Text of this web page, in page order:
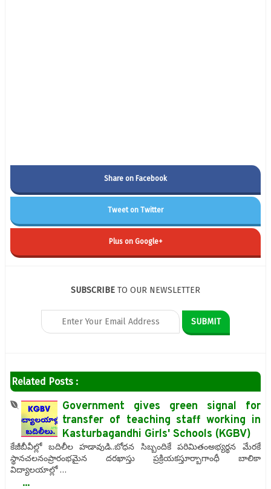
Share on Facebook
Tweet on Twitter
Plus on Google+
SUBSCRIBE TO OUR NEWSLETTER
Related Posts :
Government gives green signal for
transfer of teaching staff working in
Kasturbagandhi Girls' Schools (KGBV)
కేజీబీవీల్లో బదిలీల హడావుడి..బోధన సిబ్బందికే పరిమితంఅభ్యర్థన మేరకే
స్థానచలనంప్రారంభమైన దరఖాస్తు ప్రక్రియకస్తూర్బాగాంధీ బాలికా
విద్యాలయాల్లో …
...